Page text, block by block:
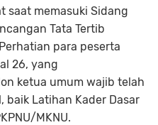
saat memasuki Sidang
Tata Tertib
para peserta
26, yang
ketua umum wajib telah
baik Latihan Kader Dasar
MKNU.